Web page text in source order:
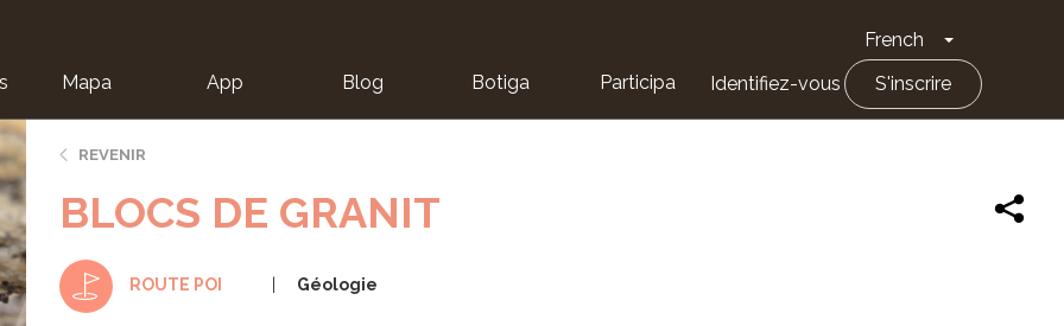
French Toggle
Mapa App Blog Botiga Participa Identifiez-vous S'inscrire
REVENIR
BLOCS DE GRANIT
ROUTE POI Géologie